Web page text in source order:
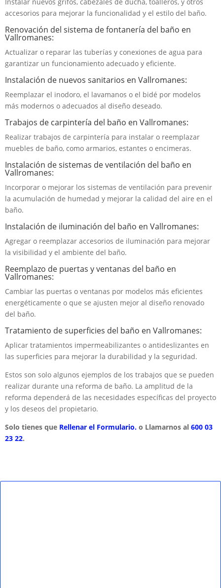
accesorios para mejorar la funcionalidad y el estilo del baño.
Renovación del sistema de fontanería del baño en
Vallromanes:
Actualizar o reparar las tuberías y conexiones de agua para
garantizar un funcionamiento adecuado y eficiente.
Instalación de nuevos sanitarios en Vallromanes:
Reemplazar el inodoro, el lavamanos o el bidé por modelos
más modernos o adecuados al diseño deseado.
Trabajos de carpintería del baño en Vallromanes:
Realizar trabajos de carpintería para instalar o reemplazar
muebles de baño, como armarios, estantes o encimeras.
Instalación de sistemas de ventilación del baño en
Vallromanes:
Incorporar o mejorar los sistemas de ventilación para prevenir
la acumulación de humedad y mejorar la calidad del aire en el
baño.
Instalación de iluminación del baño en Vallromanes:
Agregar o reemplazar accesorios de iluminación para mejorar
la visibilidad y el ambiente del baño.
Reemplazo de puertas y ventanas del baño en
Vallromanes:
Cambiar las puertas o ventanas por modelos más eficientes
energéticamente o que se ajusten mejor al diseño renovado
del baño.
Tratamiento de superficies del baño en Vallromanes:
Aplicar tratamientos impermeabilizantes o antideslizantes en
las superficies para mejorar la durabilidad y la seguridad.
Estos son solo algunos ejemplos de los trabajos que se pueden
realizar durante una reforma de baño. La amplitud de la
reforma dependerá de las necesidades específicas del proyecto
y los deseos del propietario.
Solo tienes que Rellenar el Formulario. o Llamarnos al 600 03
23 22.